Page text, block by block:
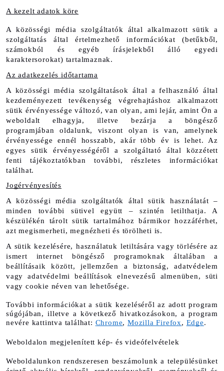
A kezelt adatok köre
A közösségi média szolgáltatók által alkalmazott sütik a
szolgáltatás által értelmezhető információkat (betűkből,
számokból és egyéb írásjelekből álló egyedi
karaktersorokat) tartalmaznak.
Az adatkezelés időtartama
A közösségi média szolgáltatások által a felhasználó által
kezdeményezett tevékenység végrehajtáshoz alkalmazott
sütik érvényessége változó, van olyan, ami lejár, amint Ön a
weboldalt elhagyja, illetve bezárja a böngésző
programjában oldalunk, viszont olyan is van, amelynek
érvényessége ennél hosszabb, akár több év is lehet. Az
egyes sütik érvényességéről a szolgáltató által közzétett
fenti tájékoztatókban további, részletes információkat
találhat.
Jogérvényesítés
A közösségi média szolgáltatók által sütik használatát –
minden további sütivel együtt – szintén letilthatja. A
készülékén tárolt sütik tartalmához bármikor hozzáférhet,
azt megismerheti, megnézheti és törölheti is.
A sütik kezelésére, használatuk letiltására vagy törlésére az
ismert internet böngésző programoknak általában a
beállításaik között, jellemzően a biztonság, adatvédelem
vagy adatvédelmi beállítások elnevezésű almenüben, süti
vagy cookie néven van lehetősége.
További információkat a sütik kezeléséről az adott program
súgójában, illetve a következő hivatkozásokon, a program
nevére kattintva találhat: Chrome, Mozilla Firefox, Edge.
Weboldalon megjelenített kép- és videófelvételek
Weboldalunkon rendszeresen beszámolunk a településünket